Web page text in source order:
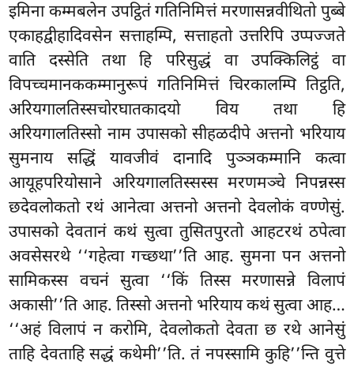
इमिना कम्मबलेन उपट्ठितं गतिनिमित्तं मरणासन्नवीथितो पुब्बे
एकाहद्वीहादिवसेन सत्ताहम्पि, सत्ताहतो उत्तरिपि उप्पज्जते
वाति दस्सेति तथा हि परिसुद्धं वा उपक्किलिट्ठं वा
विपच्चमानककम्मानुरूपं गतिनिमित्तं चिरकालम्पि तिट्ठति,
अरियगालतिस्सचोरघातकादयो विय तथा हि
अरियगालतिस्सो नाम उपासको सीहळदीपे अत्तनो भरियाय
सुमनाय सद्धिं यावजीवं दानादि पुञ्ञकम्मानि कत्वा
आयूहपरियोसाने अरियगालतिस्सस्स मरणमञ्चे निपन्नस्स
छदेवलोकतो रथं आनेत्वा अत्तनो अत्तनो देवलोकं वण्णेसुं.
उपासको देवतानं कथं सुत्वा तुसितपुरतो आहटरथं ठपेत्वा
अवसेसरथे ‘‘गहेत्वा गच्छथा’’ति आह. सुमना पन अत्तनो
सामिकस्स वचनं सुत्वा ‘‘किं तिस्स मरणासन्ने विलापं
अकासी’’ति आह. तिस्सो अत्तनो भरियाय कथं सुत्वा आह…
‘‘अहं विलापं न करोमि, देवलोकतो देवता छ रथे आनेसुं
ताहि देवताहि सद्धं कथेमी’’ति. तं नपस्सामि कुहि’’न्ति वुत्ते